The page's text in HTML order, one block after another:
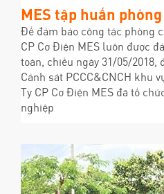
MES tập huấn
Để đảm bảo công tác phòng
CP Cơ Điện MES luôn được
toàn, chiều ngày 31/05/2018,
Cảnh sát PCCC&CNCH khu
Ty CP Cơ Điện MES đã tổ
nghiệp